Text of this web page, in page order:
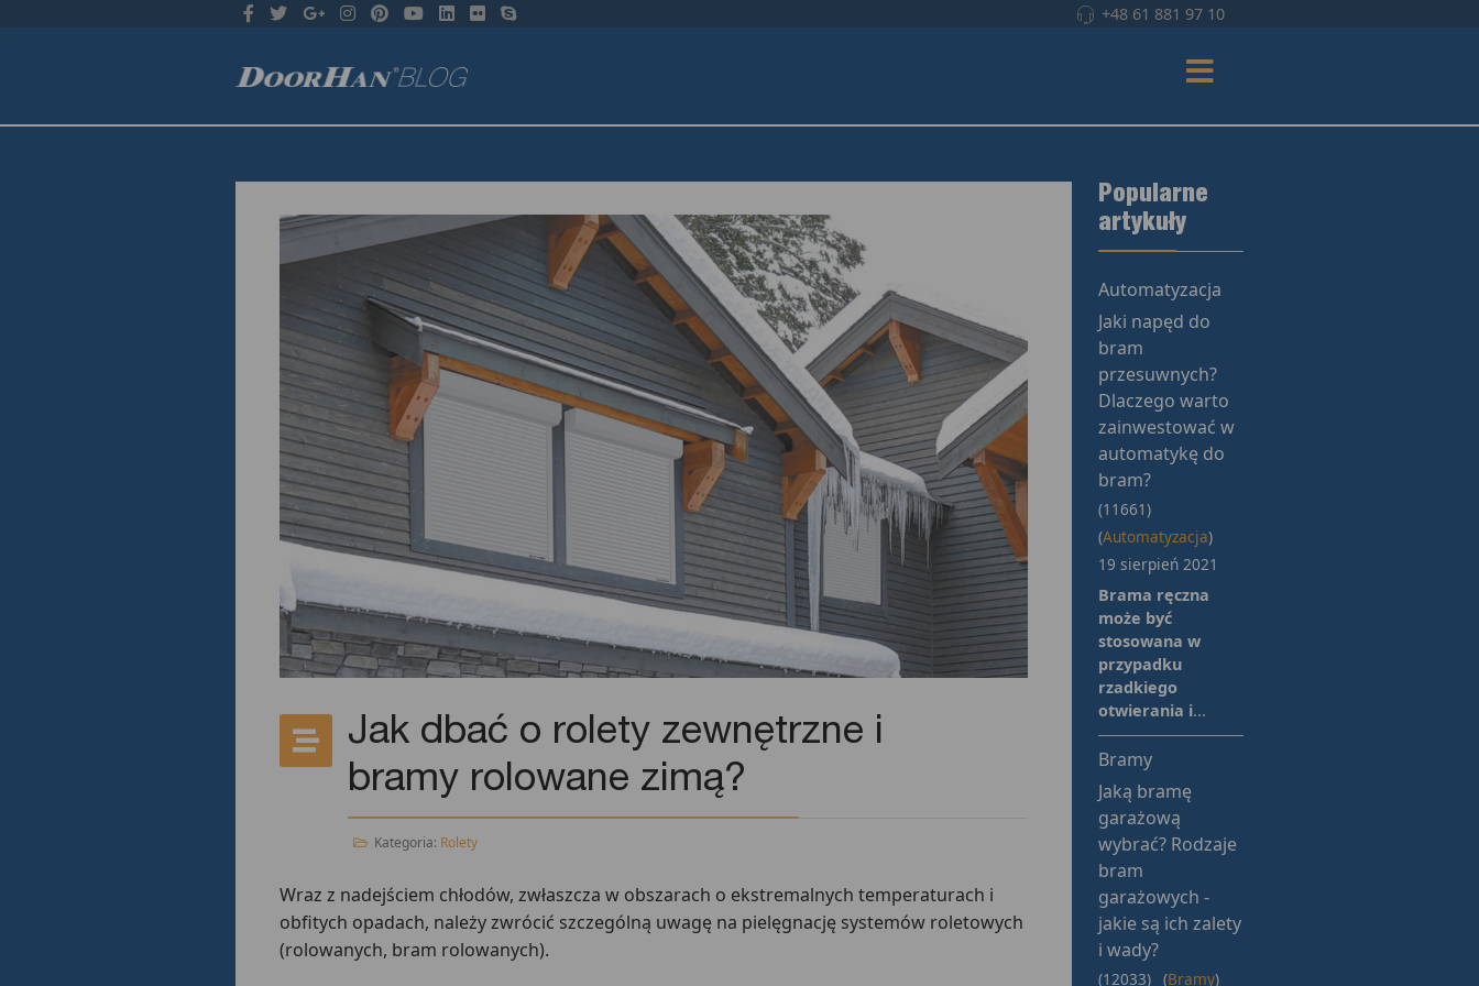
+48 61 881 97 10
Jak dbać o rolety zewnętrzne i
bramy rolowane zimą?
Kategoria: Rolety
Wraz z nadejściem chłodów, zwłaszcza w obszarach o ekstremalnych temperaturach i
obfitych opadach, należy zwrócić szczególną uwagę na pielęgnację systemów roletowych
(rolowanych, bram rolowanych).
Popularne
artykuły
Automatyzacja
Jaki napęd do
bram
przesuwnych?
Dlaczego warto
zainwestować w
automatykę do
bram?
(11661)
(Automatyzacja)
19 sierpień 2021
Brama ręczna
może być
stosowana w
przypadku
rzadkiego
otwierania i...
Bramy
Jaką bramę
garażową
wybrać? Rodzaje
bram
garażowych -
jakie są ich zalety
i wady?
(12033) (Bramy)